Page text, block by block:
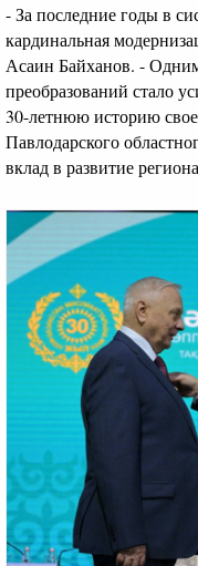
- За последние годы в
кардинальная
Асаин Байханов. -
преобразований стало
30-летнюю историю
Павлодарского
вклад в развитие